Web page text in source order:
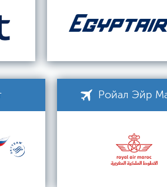
Ройал Эйр